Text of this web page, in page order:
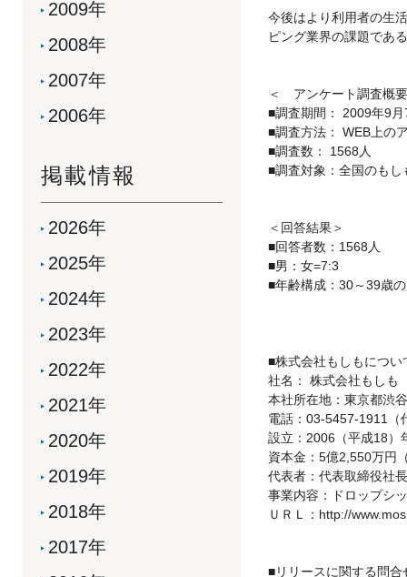
今後はより利用者の生
ピング業界の課題であ
＜ アンケート調査概
■調査期間： 2009年9
■調査方法： WEB上の
■調査数： 1568人
■調査対象：全国のも
＜回答結果＞
■回答者数：1568人
■男：女=7:3
■年齢構成：30～39歳
■株式会社もしもについ
社名： 株式会社もしも
本社所在地：東京都渋
電話：03-5457-1911（
設立：2006（平成18）
資本金：5億2,550万円
代表者：代表取締役社
事業内容：ドロップシ
ＵＲＬ：http://
■リリースに関する問合
2009年
2008年
2007年
2006年
掲載情報
2026年
2025年
2024年
2023年
2022年
2021年
2020年
2019年
2018年
2017年